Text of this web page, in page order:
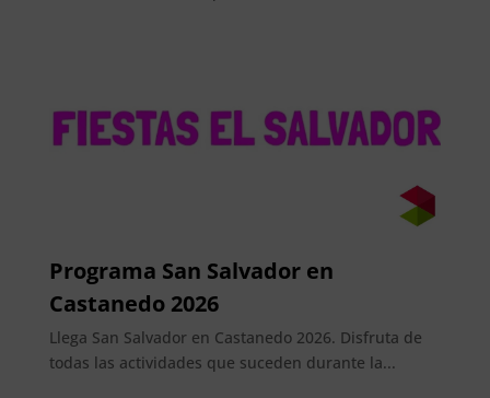
Programa San Salvador en
Castanedo 2026
Llega San Salvador en Castanedo 2026. Disfruta de
todas las actividades que suceden durante la...